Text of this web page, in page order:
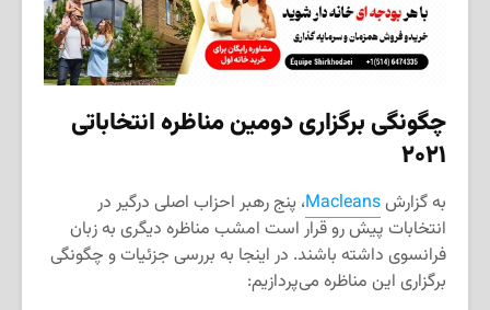
چگونگی برگزاری دومین مناظره انتخاباتی
۲۰۲۱
به گزارشMacleans، پنج رهبر احزاب اصلی درگیر در
انتخابات پیش رو قرار است امشب مناظره دیگری به زبان
فرانسوی داشته باشند. در اینجا به بررسی جزئیات و چگونگی
برگزاری این مناظره می‌پردازیم: